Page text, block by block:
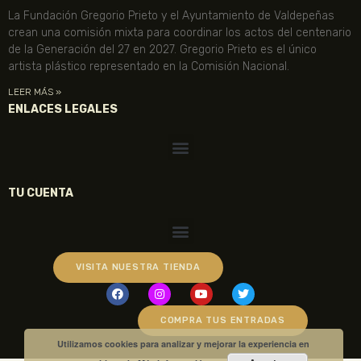
La Fundación Gregorio Prieto y el Ayuntamiento de Valdepeñas
crean una comisión mixta para coordinar los actos del centenario
de la Generación del 27 en 2027. Gregorio Prieto es el único
artista plástico representado en la Comisión Nacional.
LEER MÁS »
ENLACES LEGALES
TU CUENTA
VISITA NUESTRA TIENDA
COMPRA TUS ENTRADAS
Utilizamos cookies para analizar y mejorar la experiencia en